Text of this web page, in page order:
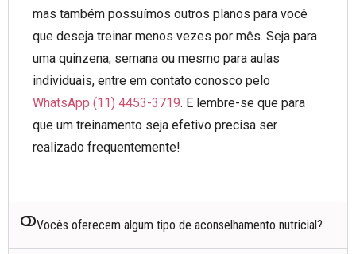
mas também possuímos outros planos para você
que deseja treinar menos vezes por mês. Seja para
uma quinzena, semana ou mesmo para aulas
individuais, entre em contato conosco pelo
WhatsApp (11) 4453-3719. E lembre-se que para
que um treinamento seja efetivo precisa ser
realizado frequentemente!
Vocês oferecem algum tipo de aconselhamento nutricial?